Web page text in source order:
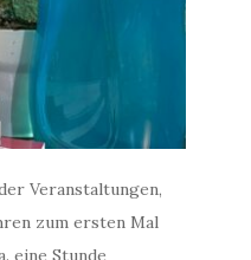
Veranstaltungen,
zum ersten Mal
eine Stunde